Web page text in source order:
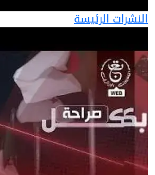
النشرات الرئيسة